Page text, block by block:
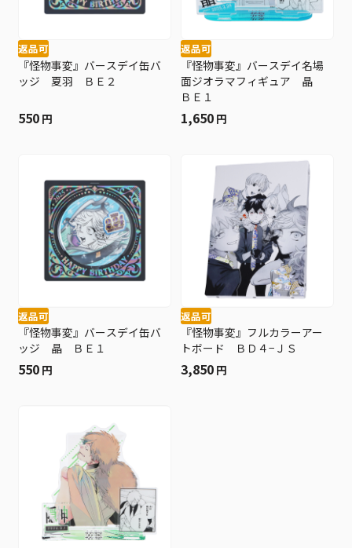
返品可
『怪物事変』バースデイ缶バ
ッジ 夏羽 ＢＥ２
550 円
返品可
『怪物事変』バースデイ名場
面ジオラマフィギュア 晶
ＢＥ１
1,650 円
返品可
『怪物事変』バースデイ缶バ
ッジ 晶 ＢＥ１
550 円
返品可
『怪物事変』フルカラーアー
トボード ＢＤ４−ＪＳ
3,850 円